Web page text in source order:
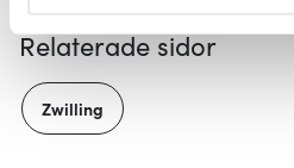
Vi använder cookies för att
ska anpassas efter det som vi
gör också att vi kan analysera
Relaterade sidor
Zwilling